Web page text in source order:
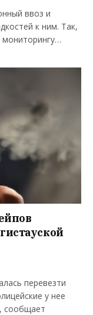
ввоз и
к ним. Так,
мониторингу…
перевезти
у нее
сообщает